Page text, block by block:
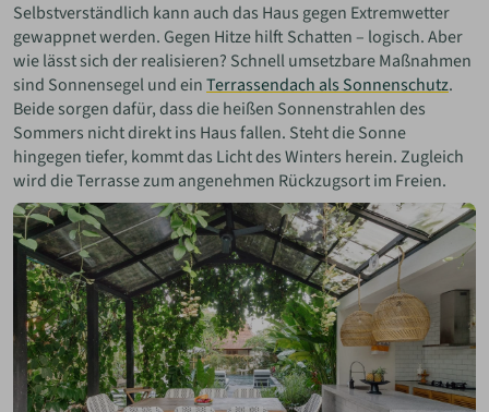
Selbstverständlich kann auch das Haus gegen Extremwetter
gewappnet werden. Gegen Hitze hilft Schatten – logisch. Aber
wie lässt sich der realisieren? Schnell umsetzbare Maßnahmen
sind Sonnensegel und einTerrassendach als Sonnenschutz.
Beide sorgen dafür, dass die heißen Sonnenstrahlen des
Sommers nicht direkt ins Haus fallen. Steht die Sonne
hingegen tiefer, kommt das Licht des Winters herein. Zugleich
wird die Terrasse zum angenehmen Rückzugsort im Freien.